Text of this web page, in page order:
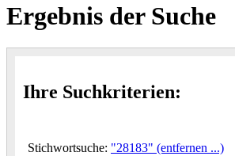
Ergebnis der Suche
Ihre Suchkriterien:
Stichwortsuche: "28183" (entfernen ...)